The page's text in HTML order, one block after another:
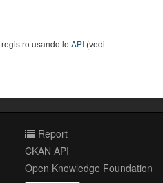
usando le API (vedi
Report
CKAN API
Open Knowledge Foundation